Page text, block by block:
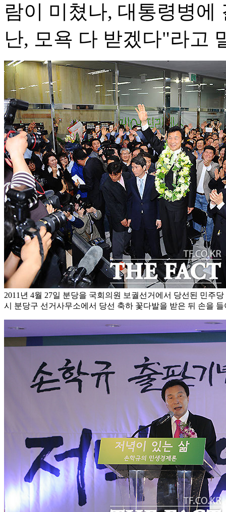
람이 미쳤나, 대통령병에
난, 모욕 다 받겠다"라고
2011년 4월 27일 분당을 국회의원 보궐선거에서 당선된 민주
시 분당구 선거사무소에서 당선 축하 꽃다발을 받은 뒤 손을